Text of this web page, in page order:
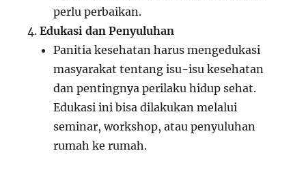
perlu perbaikan.
Edukasi dan Penyuluhan
Panitia kesehatan harus mengedukasi
masyarakat tentang isu-isu kesehatan
dan pentingnya perilaku hidup sehat.
Edukasi ini bisa dilakukan melalui
seminar, workshop, atau penyuluhan
rumah ke rumah.